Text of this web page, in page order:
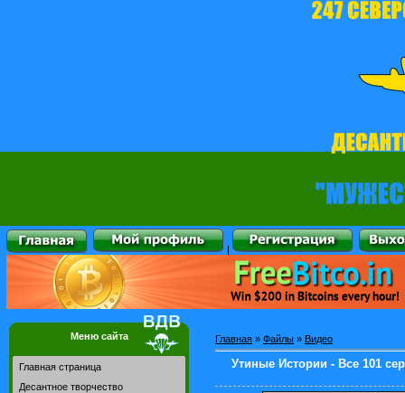
|
Меню сайта
Главная страница
Десантное творчество
Главная » Файлы » Видео
Утиные Истории - Все 101